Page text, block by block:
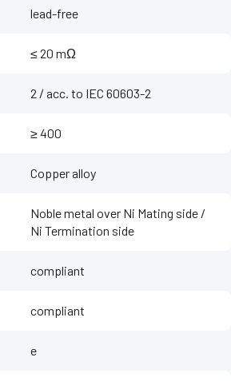
lead-free
≤ 20 mΩ
2 / acc. to IEC 60603-2
≥ 400
Copper alloy
Noble metal over Ni Mating side /
Ni Termination side
compliant
compliant
e